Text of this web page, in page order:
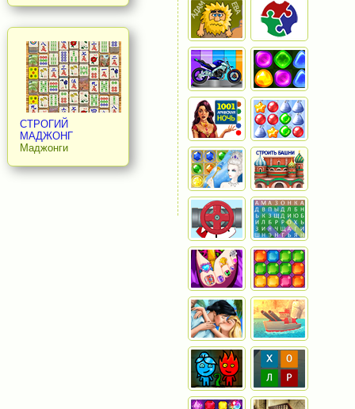
СТРОГИЙ
МАДЖОНГ
Маджонги